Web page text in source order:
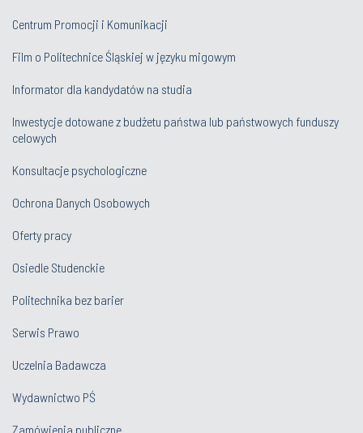
Centrum Promocji i Komunikacji
Film o Politechnice Śląskiej w języku migowym
Informator dla kandydatów na studia
Inwestycje dotowane z budżetu państwa lub państwowych funduszy
celowych
Konsultacje psychologiczne
Ochrona Danych Osobowych
Oferty pracy
Osiedle Studenckie
Politechnika bez barier
Serwis Prawo
Uczelnia Badawcza
Wydawnictwo PŚ
Zamówienia publiczne